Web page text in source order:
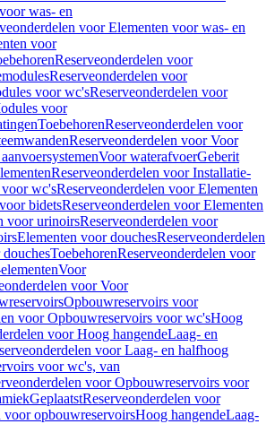
was- en
voor Elementen voor was- en
voor
Reserveonderdelen voor
Reserveonderdelen voor
voor wc'sReserveonderdelen voor
voor
ToebehorenReserveonderdelen voor
Reserveonderdelen voor Voor
Voor waterafvoerGeberit
Reserveonderdelen voor Installatie-
wc'sReserveonderdelen voor Elementen
bidetsReserveonderdelen voor Elementen
voor urinoirsReserveonderdelen voor
Elementen voor douchesReserveonderdelen
ToebehorenReserveonderdelen voor
Voor
voor Voor
Opbouwreservoirs voor
voor Opbouwreservoirs voor wc'sHoog
voor Hoog hangendeLaag- en
voor Laag- en halfhoog
voor wc's, van
voor Opbouwreservoirs voor
GeplaatstReserveonderdelen voor
voor opbouwreservoirsHoog hangendeLaag-